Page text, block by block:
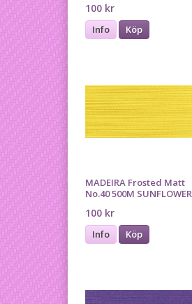
100 kr
Info Köp
MADEIRA Frosted Matt
No.40 500M SUNFLOWER
100 kr
Info Köp